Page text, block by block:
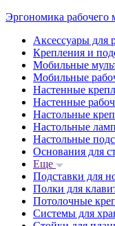
Эргономика рабочего
Аксессуары для
Крепления и
Мобильные
Мобильные
Настенные
Настенные
Настольные
Настольные
Настольные
Основания для
Еще
Подставки для
Полки для
Потолочные
Системы для